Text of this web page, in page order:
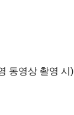
동영상 촬영 시)